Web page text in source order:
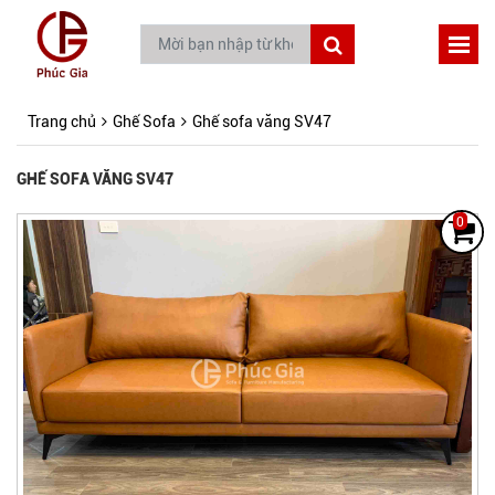
0
Trang chủ Ghế Sofa Ghế sofa văng SV47
GHẾ SOFA VĂNG SV47